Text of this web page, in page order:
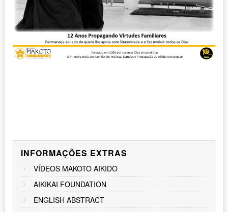
INFORMAÇÕES EXTRAS
VÍDEOS MAKOTO AIKIDO
AIKIKAI FOUNDATION
ENGLISH ABSTRACT